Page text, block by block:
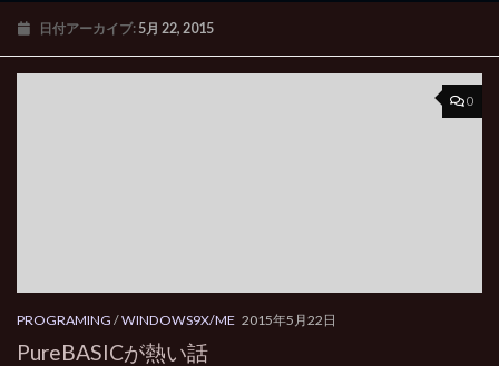
日付アーカイブ: 5月 22, 2015
0
PROGRAMING /WINDOWS9X/ME 2015年5月22日
PureBASICが熱い話